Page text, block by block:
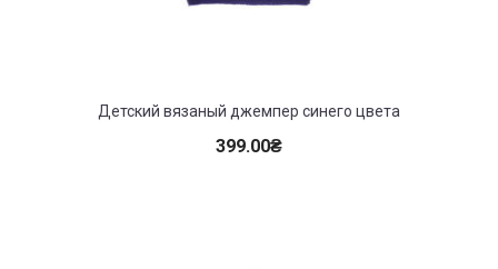
Детский вязаный джемпер синего цвета
399.00₴